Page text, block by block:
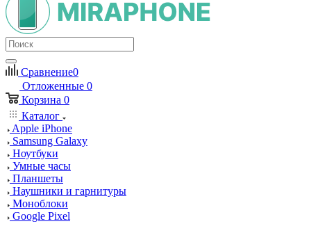
Сравнение0
Отложенные 0
Корзина 0
Каталог
Apple iPhone
Samsung Galaxy
Ноутбуки
Умные часы
Планшеты
Наушники и гарнитуры
Моноблоки
Google Pixel